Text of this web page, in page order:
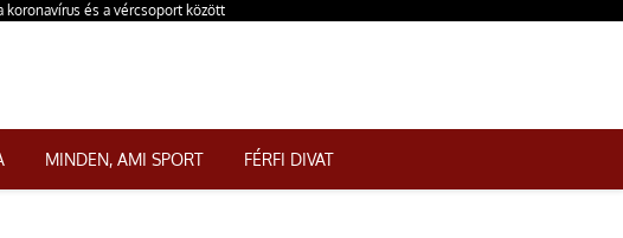
koronavírus és a vércsoport között
MINDEN, AMI SPORT FÉRFI DIVAT